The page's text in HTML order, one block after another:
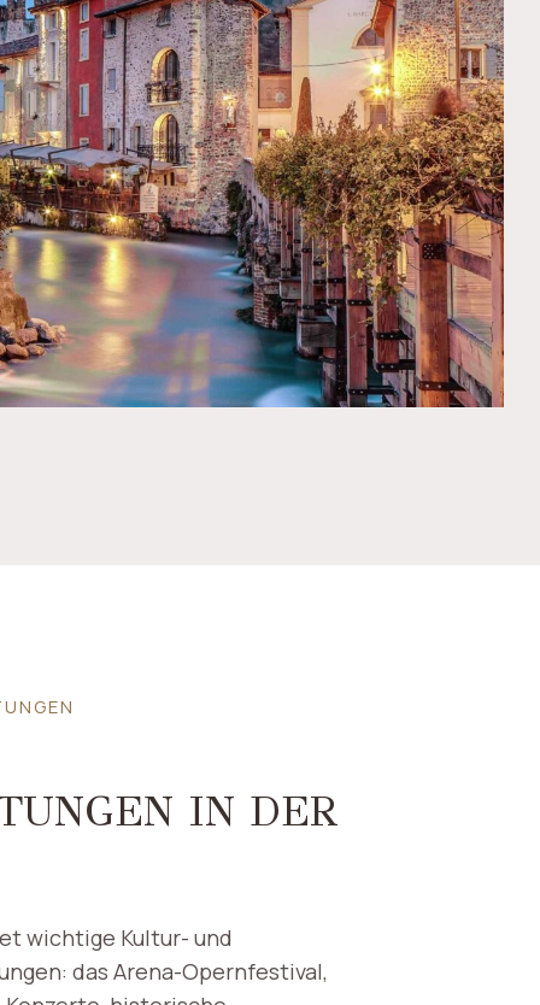
IN DER
wichtige Kultur- und
das Arena-Opernfestival,